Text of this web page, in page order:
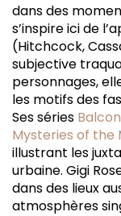
dans des
s’inspire ici de
(Hitchcock,
subjective
personnages,
les motifs des
Ses séries
Mysteries of the
illustrant les
urbaine. Gigi
dans des lieux
atmosphères